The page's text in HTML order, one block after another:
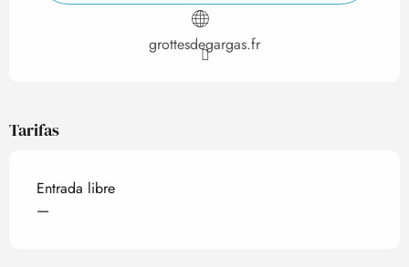
grottesdegargas.fr
Tarifas
Entrada libre
—